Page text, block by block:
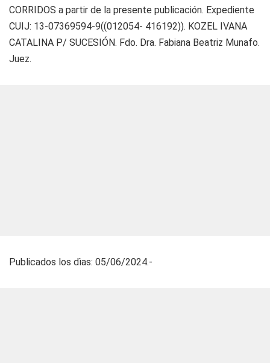
CORRIDOS a partir de la presente publicación. Expediente
CUIJ: 13-07369594-9((012054- 416192)). KOZEL IVANA
CATALINA P/ SUCESIÓN. Fdo. Dra. Fabiana Beatriz Munafo.
Juez.
Publicados los dìas: 05/06/2024.-